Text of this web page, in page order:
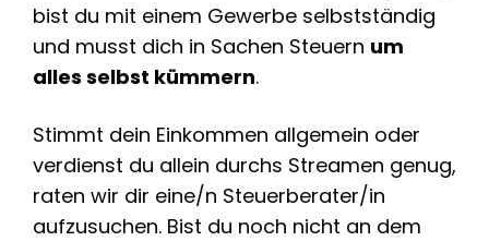
bist du mit einem Gewerbe selbstständig
und musst dich in Sachen Steuern um
alles selbst kümmern.
Stimmt dein Einkommen allgemein oder
verdienst du allein durchs Streamen genug,
raten wir dir eine/n Steuerberater/in
aufzusuchen. Bist du noch nicht an dem